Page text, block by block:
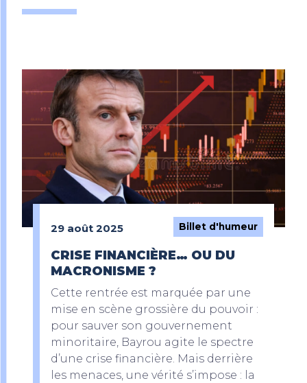
29 août 2025 Billet d'humeur
CRISE FINANCIÈRE… OU DU
MACRONISME ?
Cette rentrée est marquée par une
mise en scène grossière du pouvoir :
pour sauver son gouvernement
minoritaire, Bayrou agite le spectre
d’une crise financière. Mais derrière
les menaces, une vérité s’impose : la